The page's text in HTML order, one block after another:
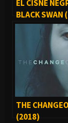
EL CISNE
BLACK SWAN
THE
(2018)